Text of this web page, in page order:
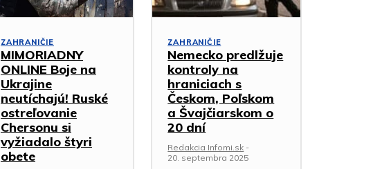
ZAHRANIČIE
MIMORIADNY
ONLINE Boje na
Ukrajine
neutíchajú! Ruské
ostreľovanie
Chersonu si
vyžiadalo štyri
obete
ZAHRANIČIE
Nemecko predlžuje
kontroly na
hraniciach s
Českom, Poľskom
a Švajčiarskom o
20 dní
Redakcia Infomi.sk -
20. septembra 2025